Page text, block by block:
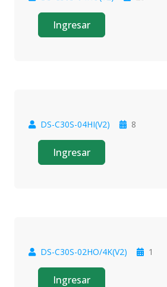
Ingresar
Oferta
DS-C30S-04HI(V2) 8
Ingresar
Oferta
DS-C30S-02HO/4K(V2) 1
Ingresar